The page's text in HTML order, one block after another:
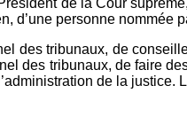
d’une personne
des tribunaux, de
des tribunaux, de faire
de la